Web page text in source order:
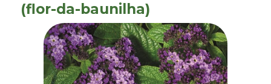
(flor-da-baunilha)